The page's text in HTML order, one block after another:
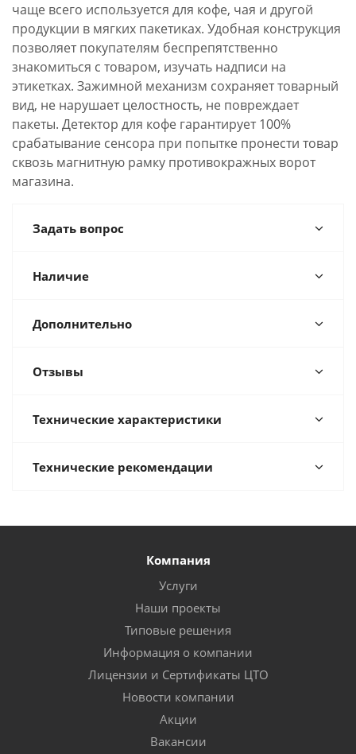
чаще всего используется для кофе, чая и другой
продукции в мягких пакетиках. Удобная конструкция
позволяет покупателям беспрепятственно
знакомиться с товаром, изучать надписи на
этикетках. Зажимной механизм сохраняет товарный
вид, не нарушает целостность, не повреждает
пакеты. Детектор для кофе гарантирует 100%
срабатывание сенсора при попытке пронести товар
сквозь магнитную рамку противокражных ворот
магазина.
Задать вопрос
Наличие
Дополнительно
Отзывы
Технические характеристики
Технические рекомендации
Компания
Услуги
Наши проекты
Типовые решения
Информация о компании
Лицензии и Сертификаты ЦТО
Новости компании
Акции
Вакансии